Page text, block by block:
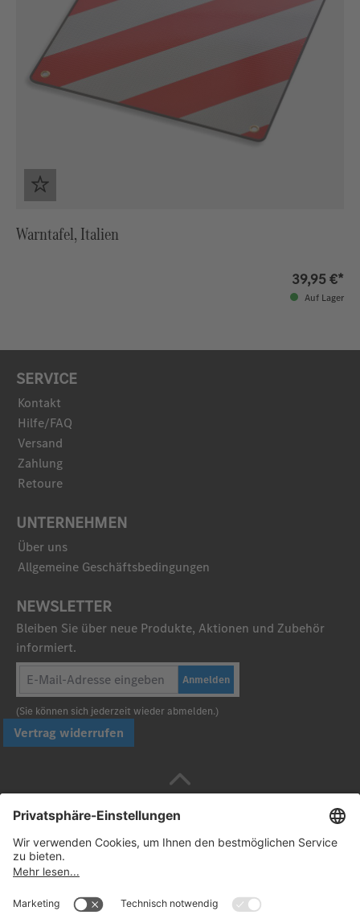
Warntafel, Italien
39,95 €*
Auf Lager
SERVICE
Kontakt
Hilfe/FAQ
Versand
Zahlung
Retoure
UNTERNEHMEN
Über uns
Allgemeine Geschäftsbedingungen
NEWSLETTER
Bleiben Sie über neue Produkte, Aktionen und Zubehör
informiert.
Anmelden
(Sie können sich jederzeit wieder abmelden.)
Vertrag widerrufen
Sicher bezahlen mit